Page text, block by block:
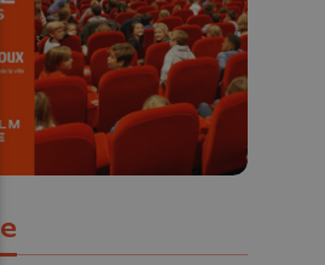
chaque semaine !